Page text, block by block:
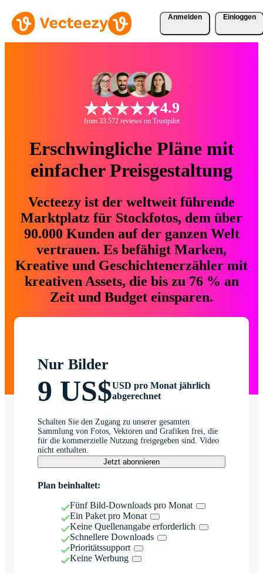
Anmelden Einloggen
4.9
from 33.572 reviews on Trustpilot
Erschwingliche Pläne mit
einfacher Preisgestaltung
Vecteezy ist der weltweit führende
Marktplatz für Stockfotos, dem über
90.000 Kunden auf der ganzen Welt
vertrauen. Es befähigt Marken,
Kreative und Geschichtenerzähler mit
kreativen Assets, die bis zu 76 % an
Zeit und Budget einsparen.
Nur Bilder
9 US$USD pro Monat jährlich
abgerechnet
Schalten Sie den Zugang zu unserer gesamten
Sammlung von Fotos, Vektoren und Grafiken frei, die
für die kommerzielle Nutzung freigegeben sind. Video
nicht enthalten.
Jetzt abonnieren
Plan beinhaltet:
Fünf Bild-Downloads pro Monat
Ein Paket pro Monat
Keine Quellenangabe erforderlich
Schnellere Downloads
Prioritätssupport
Keine Werbung